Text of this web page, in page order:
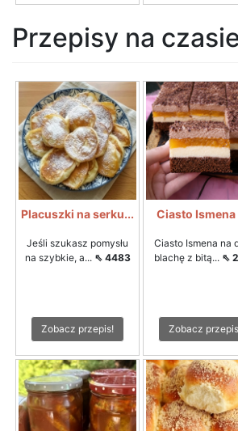
Przepisy na
Placuszki na serku...
Jeśli szukasz pomysłu
na szybkie, a... ⇖ 4483
Zobacz przepis!
Ciasto Ismena
Ciasto Ismena na
blachę z bitą... ⇖
Zobacz